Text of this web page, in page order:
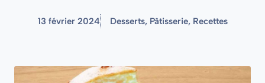
13 février 2024 Desserts, Pâtisserie, Recettes